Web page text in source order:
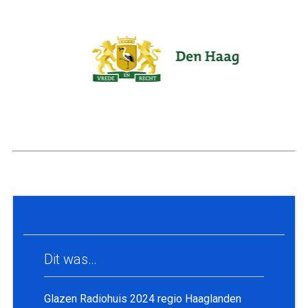
Dit was…
Glazen Radiohuis 2024 regio Haaglanden